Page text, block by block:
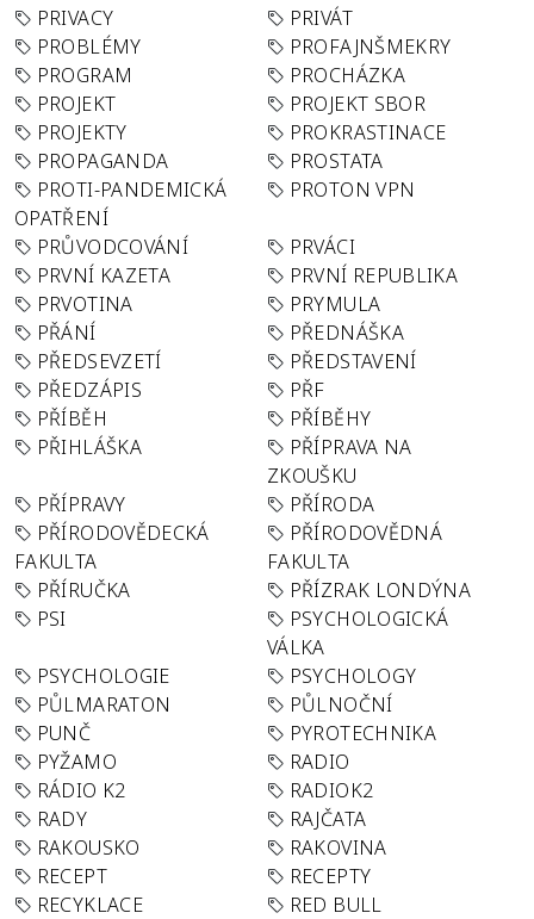
PRIVACY
PRIVÁT
PROBLÉMY
PROFAJNŠMEKRY
PROGRAM
PROCHÁZKA
PROJEKT
PROJEKT SBOR
PROJEKTY
PROKRASTINACE
PROPAGANDA
PROSTATA
PROTI-PANDEMICKÁ
OPATŘENÍ
PROTON VPN
PRŮVODCOVÁNÍ
PRVÁCI
PRVNÍ KAZETA
PRVNÍ REPUBLIKA
PRVOTINA
PRYMULA
PŘÁNÍ
PŘEDNÁŠKA
PŘEDSEVZETÍ
PŘEDSTAVENÍ
PŘEDZÁPIS
PŘF
PŘÍBĚH
PŘÍBĚHY
PŘIHLÁŠKA
PŘÍPRAVA NA
ZKOUŠKU
PŘÍPRAVY
PŘÍRODA
PŘÍRODOVĚDECKÁ
FAKULTA
PŘÍRODOVĚDNÁ
FAKULTA
PŘÍRUČKA
PŘÍZRAK LONDÝNA
PSI
PSYCHOLOGICKÁ
VÁLKA
PSYCHOLOGIE
PSYCHOLOGY
PŮLMARATON
PŮLNOČNÍ
PUNČ
PYROTECHNIKA
PYŽAMO
RADIO
RÁDIO K2
RADIOK2
RADY
RAJČATA
RAKOUSKO
RAKOVINA
RECEPT
RECEPTY
RECYKLACE
RED BULL